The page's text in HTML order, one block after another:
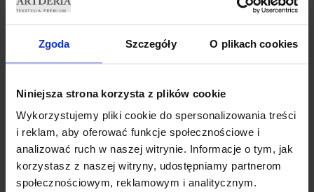
Zgoda Szczegóły O plikach cookies
Niniejsza strona korzysta z plików cookie
Wykorzystujemy pliki cookie do spersonalizowania treści
i reklam, aby oferować funkcje społecznościowe i
analizować ruch w naszej witrynie. Informacje o tym, jak
korzystasz z naszej witryny, udostępniamy partnerom
społecznościowym, reklamowym i analitycznym.
991 W MAGAZYNIE
69,99zł
DODAJ DO KOSZYKA